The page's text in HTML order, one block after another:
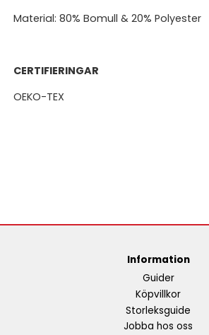
Material: 80% Bomull & 20% Polyester
CERTIFIERINGAR
OEKO-TEX
Information
Guider
Köpvillkor
Storleksguide
Jobba hos oss